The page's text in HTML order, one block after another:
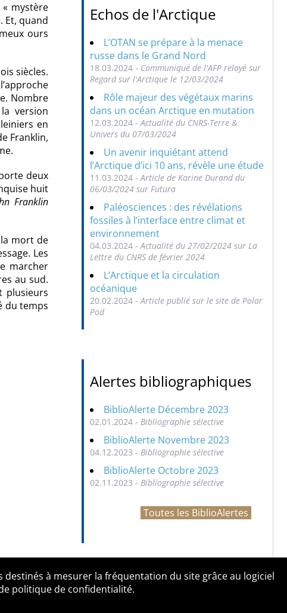
mystère
Et, quand
ours
siècles.
Nombre
version
en
Franklin,
deux
huit
Franklin
mort de
Les
marcher
au sud.
plusieurs
du temps
Echos de l'Arctique
L’OTAN se prépare à la menace
russe dans le Grand Nord
18.03.2024 - Communiqué de l'AFP relayé sur
Regard sur l'Arctique le 12/03/2024
Rôle majeur des végétaux marins
dans un océan Arctique en mutation
12.03.2024 - Actualité du CNRS-Terre &
Univers du 07/03/2024
Un avenir inquiétant attend
l’Arctique d’ici 10 ans, révèle une étude
11.03.2024 - Article de Karine Durand du
06/03/2024 sur Futura
Paléosciences : des révélations
fossiles à l’interface entre climat et
environnement
04.03.2024 - Actualité du 27/02/2024 sur La
Lettre du CNRS de février 2024
L’Arctique et la circulation
océanique
20.02.2024 - Article publié sur le site de Polar
Pod
Alertes bibliographiques
BiblioAlerte Décembre 2023
02.01.2024 - Bibliographie sélective
BiblioAlerte Novembre 2023
04.12.2023 - Bibliographie sélective
BiblioAlerte Octobre 2023
02.11.2023 - Bibliographie sélective
Toutes les BiblioAlertes
Contact
à mesurer la fréquentation du site grâce au logiciel
politique de confidentialité.